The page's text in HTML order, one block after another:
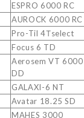
ESPRO 6000 RC
AUROCK 6000 RC
Pro-Til 4Тselect
Focus 6 TD
Aerosem VT 6000
DD
GALAXI-6 NT
Avatar 18.25 SD
MAHES 3000